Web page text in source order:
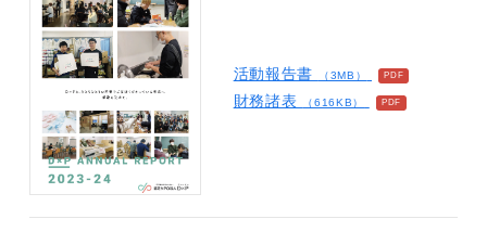
活動報告書 （3MB）
財務諸表 （616KB）